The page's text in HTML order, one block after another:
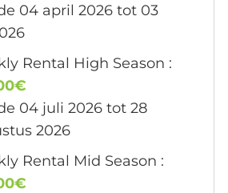
04 april 2026 tot 03
Rental High Season :
04 juli 2026 tot 28
2026
Rental Mid Season :